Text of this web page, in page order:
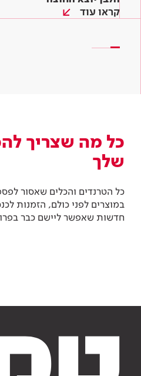
קראו עוד
קראו עוד
שלבים
כל מה שצריך
שלך
כל הטרנדים והכלים שאסור
במוצרים לפני כולם, הזמנות
חדשות שאפשר ליישם כבר